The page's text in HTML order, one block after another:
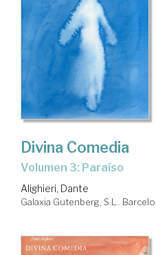
Divina Comedia
Volumen 3: Paraíso
Alighieri, Dante
Galaxia Gutenberg, S.L..